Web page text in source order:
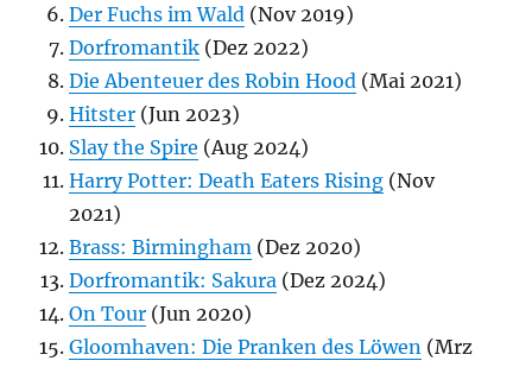
Der Fuchs im Wald (Nov 2019)
Dorfromantik (Dez 2022)
Die Abenteuer des Robin Hood (Mai 2021)
Hitster (Jun 2023)
Slay the Spire (Aug 2024)
Harry Potter: Death Eaters Rising (Nov
2021)
Brass: Birmingham (Dez 2020)
Dorfromantik: Sakura (Dez 2024)
On Tour (Jun 2020)
Gloomhaven: Die Pranken des Löwen (Mrz